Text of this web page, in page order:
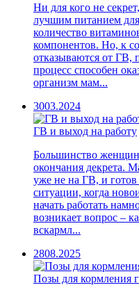
Ни для кого не
лучшим питанием
количество
компонентов. Но, к
отказываются от ГВ,
процесс способен
организм мам...
3003.2024
ГВ и выход на работу
Большинство женщин
окончания декрета.
уже не на ГВ, и
ситуации, когда
начать работать
возникает вопрос –
вскармл...
2808.2025
Позы для кормления